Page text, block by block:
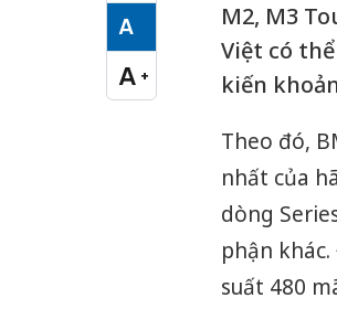
A
Cỡ chữ vừa
A +
Cỡ chữ lớn
M2, M3
Việt có
kiến
Theo đó,
nhất của
dòng
phận
suất 480